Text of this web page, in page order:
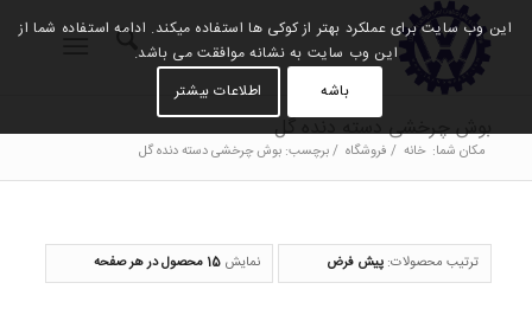
بوش چرخشی دسته دنده گل
مکان شما: خانه / فروشگاه /برچسب: بوش چرخشی دسته دنده گل
ترتیب محصولات: پیش فرض نمایش 15 محصول در هر صفحه
این وب سایت برای عملکرد بهتر از کوکی ها استفاده میکند. ادامه استفاده شما از
این وب سایت به نشانه موافقت می باشد.
باشه
اطلاعات بیشتر